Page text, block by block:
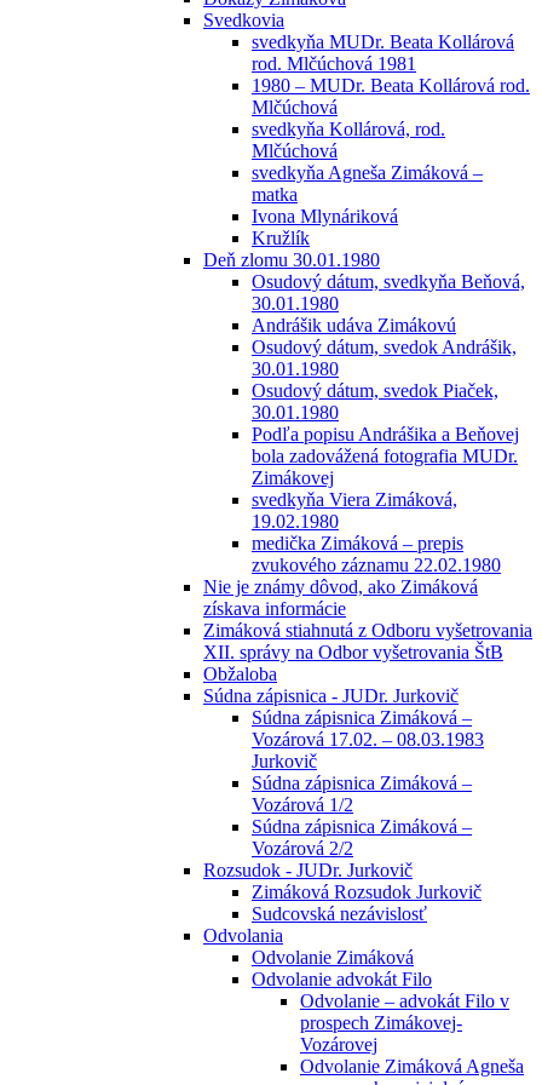
Svedkovia
svedkyňa MUDr. Beata Kollárová
rod. Mlčúchová 1981
1980 – MUDr. Beata Kollárová rod.
Mlčúchová
svedkyňa Kollárová, rod.
Mlčúchová
svedkyňa Agneša Zimáková –
matka
Ivona Mlynáriková
Kružlík
Deň zlomu 30.01.1980
Osudový dátum, svedkyňa Beňová,
30.01.1980
Andrášik udáva Zimákovú
Osudový dátum, svedok Andrášik,
30.01.1980
Osudový dátum, svedok Piaček,
30.01.1980
Podľa popisu Andrášika a Beňovej
bola zadovážená fotografia MUDr.
Zimákovej
svedkyňa Viera Zimáková,
19.02.1980
medička Zimáková – prepis
zvukového záznamu 22.02.1980
Nie je známy dôvod, ako Zimáková
získava informácie
Zimáková stiahnutá z Odboru vyšetrovania
XII. správy na Odbor vyšetrovania ŠtB
Obžaloba
Súdna zápisnica - JUDr. Jurkovič
Súdna zápisnica Zimáková –
Vozárová 17.02. – 08.03.1983
Jurkovič
Súdna zápisnica Zimáková –
Vozárová 1/2
Súdna zápisnica Zimáková –
Vozárová 2/2
Rozsudok - JUDr. Jurkovič
Zimáková Rozsudok Jurkovič
Sudcovská nezávislosť
Odvolania
Odvolanie Zimáková
Odvolanie advokát Filo
Odvolanie – advokát Filo v
prospech Zimákovej-
Vozárovej
Odvolanie Zimáková Agneša